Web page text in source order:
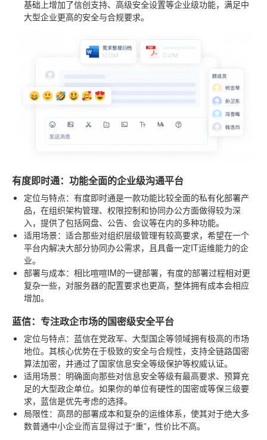
基础上增加了信创支持、高级安全设置等企业级功能，满足中
大型企业更高的安全与合规要求。
有度即时通：功能全面的企业级沟通平台
定位与特点：有度即时通是一款功能比较全面的私有化部署产
品，在组织架构管理、权限控制和协同办公方面做得较为深
入，提供了包括网盘、公告、会议等在内的多种功能。
适用场景：适合那些对组织层级管理有较高要求，希望在一个
平台内解决大部分协同办公需求，且具备一定IT运维能力的企
业。
部署与成本：相比喧喧IM的一键部署，有度的部署过程相对更
复杂一些，对服务器的配置要求也更高，整体拥有成本会相应
增加。
蓝信：专注政企市场的国密级安全平台
定位与特点：蓝信在党政军、大型国企等领域拥有极高的市场
地位。其核心优势在于极致的安全与合规性，支持全链路国密
算法加密，并通过了国家信息安全等级保护等权威认证。
适用场景：明确面向那些对信息安全等级有最高要求、预算充
足的大型政企单位。如果你的单位有硬性的国密或等保三级要
求，蓝信是优先考虑的选择。
局限性：高昂的部署成本和复杂的运维体系，使其对于绝大多
数普通中小企业而言显得过于“重”，性价比不高。